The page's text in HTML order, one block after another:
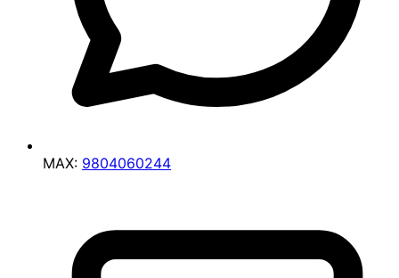
MAX: 9804060244